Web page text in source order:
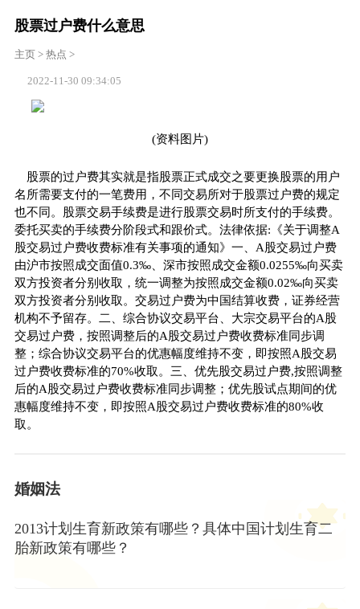
股票过户费什么意思
主页> 热点 >
2022-11-30 09:34:05
(资料图片)
股票的过户费其实就是指股票正式成交之要更换股票的用户
名所需要支付的一笔费用，不同交易所对于股票过户费的规定
也不同。股票交易手续费是进行股票交易时所支付的手续费。
委托买卖的手续费分阶段式和跟价式。法律依据:《关于调整A
股交易过户费收费标准有关事项的通知》一、A股交易过户费
由沪市按照成交面值0.3‰、深市按照成交金额0.0255‰向买卖
双方投资者分别收取，统一调整为按照成交金额0.02‰向买卖
双方投资者分别收取。交易过户费为中国结算收费，证券经营
机构不予留存。二、综合协议交易平台、大宗交易平台的A股
交易过户费，按照调整后的A股交易过户费收费标准同步调
整；综合协议交易平台的优惠幅度维持不变，即按照A股交易
过户费收费标准的70%收取。三、优先股交易过户费,按照调整
后的A股交易过户费收费标准同步调整；优先股试点期间的优
惠幅度维持不变，即按照A股交易过户费收费标准的80%收
取。
婚姻法
2013计划生育新政策有哪些？具体中国计划生育二
胎新政策有哪些？